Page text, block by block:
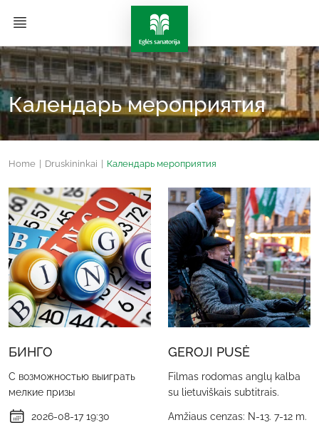
Календарь мероприятия
Home Druskininkai Календарь мероприятия
БИНГО
С возможностью выиграть
мелкие призы
2026-08-17 19:30
GEROJI PUSĖ
Filmas rodomas anglų kalba
su lietuviškais subtitrais.
Amžiaus cenzas: N-13. 7-12 m.